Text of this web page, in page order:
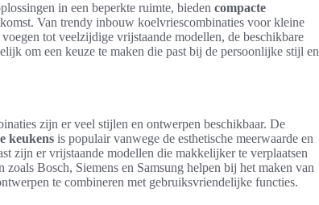
in een beperkte ruimte, bieden compacte
Van trendy inbouw koelvriescombinaties voor kleine
tot veelzijdige vrijstaande modellen, de beschikbare
om een keuze te maken die past bij de persoonlijke stijl en
zijn er veel stijlen en ontwerpen beschikbaar. De
keukens is populair vanwege de esthetische meerwaarde en
zijn er vrijstaande modellen die makkelijker te verplaatsen
Bosch, Siemens en Samsung helpen bij het maken van
te combineren met gebruiksvriendelijke functies.